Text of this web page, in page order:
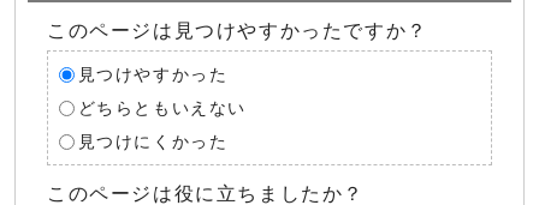
このページは見つけやすかったですか？
見つけやすかった
どちらともいえない
見つけにくかった
このページは役に立ちましたか？